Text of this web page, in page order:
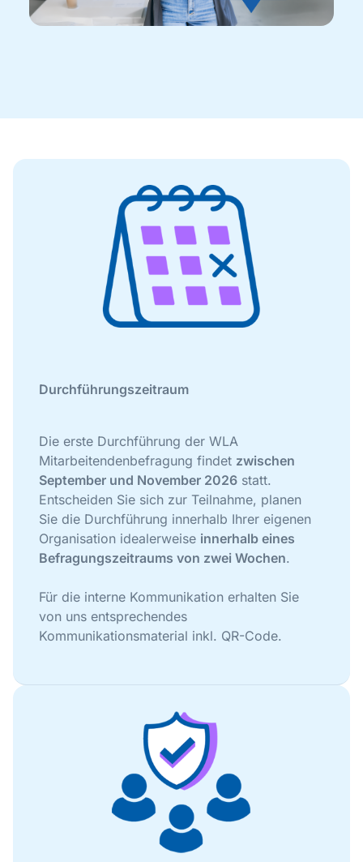
Durchführungszeitraum
Die erste Durchführung der WLA
Mitarbeitendenbefragung findet zwischen
September und November 2026 statt.
Entscheiden Sie sich zur Teilnahme, planen
Sie die Durchführung innerhalb Ihrer eigenen
Organisation idealerweise innerhalb eines
Befragungszeitraums von zwei Wochen.
Für die interne Kommunikation erhalten Sie
von uns entsprechendes
Kommunikationsmaterial inkl. QR-Code.